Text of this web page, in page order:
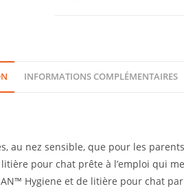
INFORMATIONS COMPLÉMENTAIRES
nez sensible, que pour les
pour chat prête à l’emploi qui
Hygiene et de litière pour chat